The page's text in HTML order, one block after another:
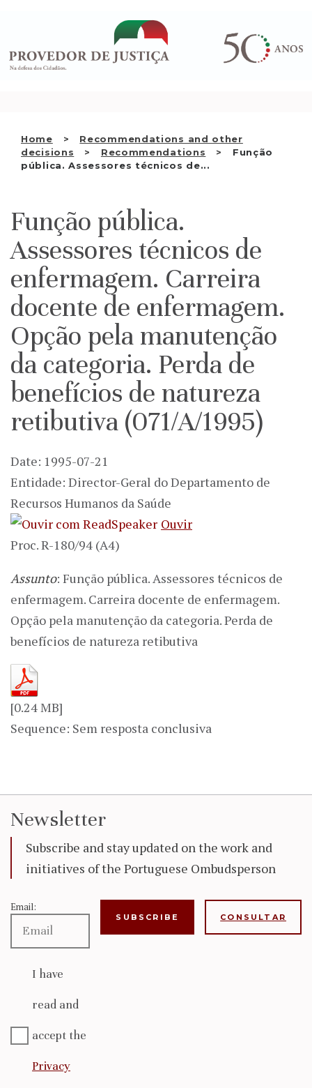
conteúdo
Home
Recommendations and other
decisions
Recommendations
Função
pública. Assessores técnicos de...
WHO WE ARE
THE OMBUDSMAN AS
NATIONAL HUMAN RIGHTS
EN
Função pública.
Assessores técnicos de
enfermagem. Carreira
docente de enfermagem.
Opção pela manutenção
da categoria. Perda de
benefícios de natureza
retibutiva (071/A/1995)
Date: 1995-07-21
Entidade: Director-Geral do Departamento de
Recursos Humanos da Saúde
Ouvir
Proc. R-180/94 (A4)
Assunto: Função pública. Assessores técnicos de
enfermagem. Carreira docente de enfermagem.
Opção pela manutenção da categoria. Perda de
benefícios de natureza retibutiva
[0.24 MB]
Sequence: Sem resposta conclusiva
Newsletter
Subscribe and stay updated on the work and
initiatives of the Portuguese Ombudsperson
Email:
I have
read and
accept the
Privacy
CONSULTAR